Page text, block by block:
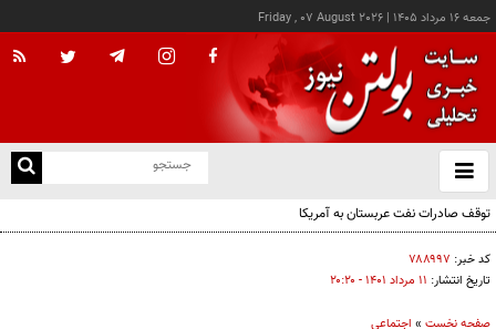
جمعه ۱۶ مرداد ۱۴۰۵ |
Friday , 07 August 2026
باز
و
توقف صادرات نفت عربستان به آمریکا
کد خبر: ۷۸۸۹۹۷
تاریخ انتشار: ۱۱ مرداد ۱۴۰۱ - ۲۰:۲۰
صفحه نخست » اجتماعی